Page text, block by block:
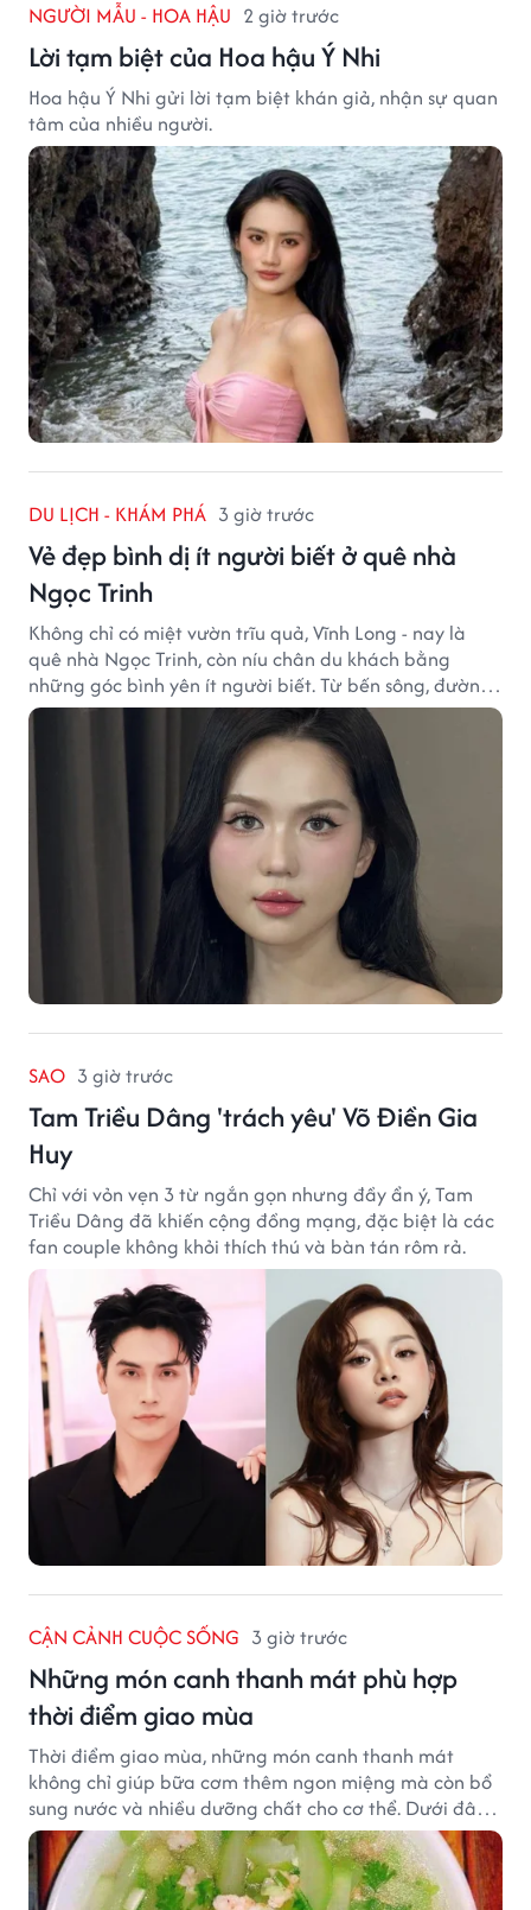
NGƯỜI MẪU - HOA HẬU 2 giờ trước
Lời tạm biệt của Hoa hậu Ý Nhi
Hoa hậu Ý Nhi gửi lời tạm biệt khán giả, nhận sự quan
tâm của nhiều người.
DU LỊCH - KHÁM PHÁ 3 giờ trước
Vẻ đẹp bình dị ít người biết ở quê nhà
Ngọc Trinh
Không chỉ có miệt vườn trĩu quả, Vĩnh Long - nay là
quê nhà Ngọc Trinh, còn níu chân du khách bằng
những góc bình yên ít người biết. Từ bến sông, đường
quê đến nhịp sống chậm rãi, tất cả tạo nên sức hút rất
riêng của vùng đất miền Tây.
SAO 3 giờ trước
Tam Triều Dâng 'trách yêu' Võ Điền Gia
Huy
Chỉ với vỏn vẹn 3 từ ngắn gọn nhưng đầy ẩn ý, Tam
Triều Dâng đã khiến cộng đồng mạng, đặc biệt là các
fan couple không khỏi thích thú và bàn tán rôm rả.
CẬN CẢNH CUỘC SỐNG 3 giờ trước
Những món canh thanh mát phù hợp
thời điểm giao mùa
Thời điểm giao mùa, những món canh thanh mát
không chỉ giúp bữa cơm thêm ngon miệng mà còn bổ
sung nước và nhiều dưỡng chất cho cơ thể. Dưới đây
là một số món canh đơn giản, dễ nấu, phù hợp cho cả
gia đình.